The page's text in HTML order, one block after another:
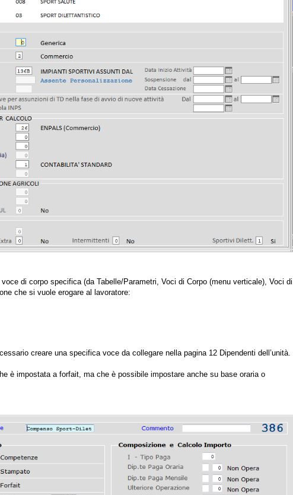
di corpo specifica (da Tabelle/Parametri, Voci di Corpo (menu verticale), Voci di
che si vuole erogare al lavoratore:
creare una specifica voce da collegare nella pagina 12 Dipendenti dell’unità.
è impostata a forfait, ma che è possibile impostare anche su base oraria o